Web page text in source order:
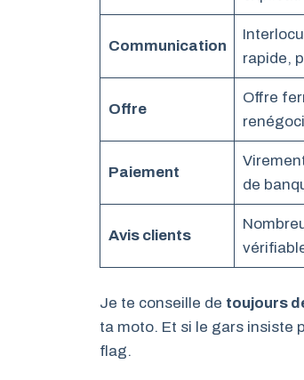
Communication
rapide,
Offre
Offre
Paiement
de
Avis clients
Je te conseille de toujours
ta moto. Et si le gars insiste
flag.